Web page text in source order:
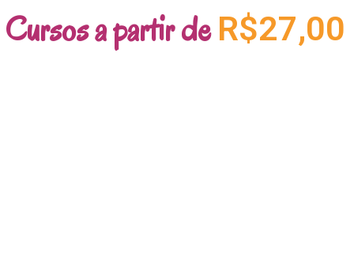
Cursos a partir de R$27,00